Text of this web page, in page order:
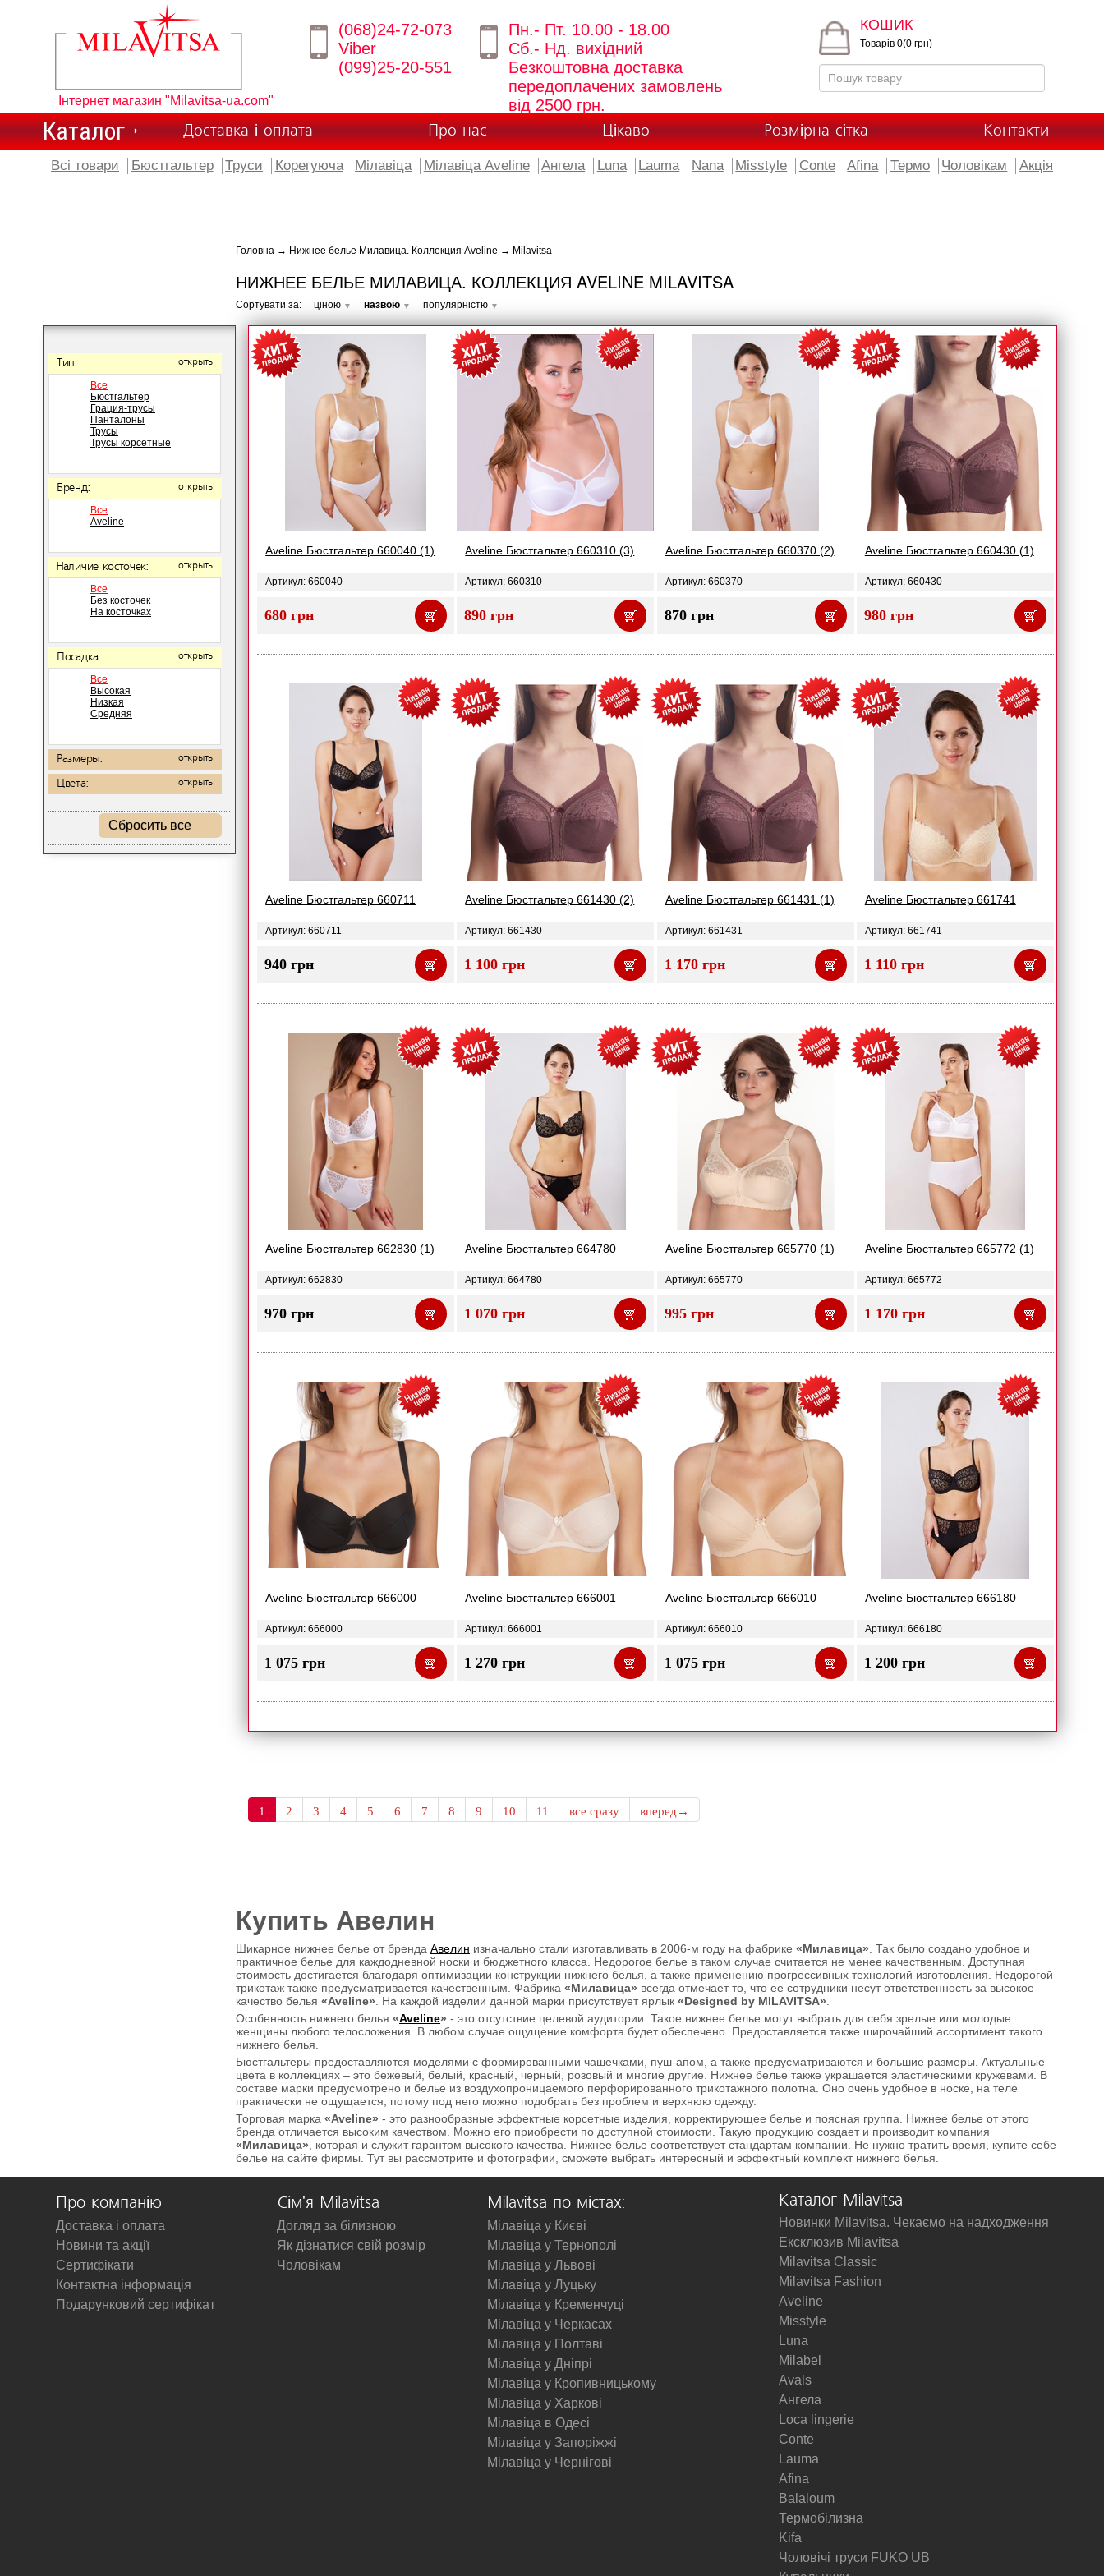
Інтернет магазин "Milavitsa-ua.com"
(068)24-72-073
Viber
(099)25-20-551
Пн.- Пт. 10.00 - 18.00
Сб.- Нд. вихідний
Безкоштовна доставка
передоплачених замовлень
від 2500 грн.
КОШИК
Товарів 0(0 грн)
Каталог Доставка і оплата Про нас Цікаво Розмірна сітка Контакти
Всі товари Бюстгальтер Труси Корегуюча Мілавіца Мілавіца Aveline Ангела Luna Lauma Nana Misstyle Conte Afina Термо Чоловікам Акція
Тип: открыть
Все
Бюстгальтер
Грация-трусы
Панталоны
Трусы
Трусы корсетные
Бренд: открыть
Все
Aveline
Наличие косточек: открыть
Все
Без косточек
На косточках
Посадка: открыть
Все
Высокая
Низкая
Средняя
Размеры: открыть
Цвета: открыть
Сбросить все
Головна → Нижнее белье Милавица. Коллекция Aveline → Milavitsa
НИЖНЕЕ БЕЛЬЕ МИЛАВИЦА. КОЛЛЕКЦИЯ AVELINE MILAVITSA
Сортувати за: ціною ▼ назвою ▼ популярністю ▼
Aveline Бюстгальтер 660040 (1)
Артикул: 660040
680 грн
Aveline Бюстгальтер 660310 (3)
Артикул: 660310
890 грн
Aveline Бюстгальтер 660370 (2)
Артикул: 660370
870 грн
Aveline Бюстгальтер 660430 (1)
Артикул: 660430
980 грн
Aveline Бюстгальтер 660711
Артикул: 660711
940 грн
Aveline Бюстгальтер 661430 (2)
Артикул: 661430
1 100 грн
Aveline Бюстгальтер 661431 (1)
Артикул: 661431
1 170 грн
Aveline Бюстгальтер 661741
Артикул: 661741
1 110 грн
Aveline Бюстгальтер 662830 (1)
Артикул: 662830
970 грн
Aveline Бюстгальтер 664780
Артикул: 664780
1 070 грн
Aveline Бюстгальтер 665770 (1)
Артикул: 665770
995 грн
Aveline Бюстгальтер 665772 (1)
Артикул: 665772
1 170 грн
Aveline Бюстгальтер 666000
Артикул: 666000
1 075 грн
Aveline Бюстгальтер 666001
Артикул: 666001
1 270 грн
Aveline Бюстгальтер 666010
Артикул: 666010
1 075 грн
Aveline Бюстгальтер 666180
Артикул: 666180
1 200 грн
1 2 3 4 5 6 7 8 9 10 11 все сразу вперед→
Купить Авелин
Шикарное нижнее белье от бренда Авелин изначально стали изготавливать в 2006-м году на фабрике «Милавица» . Так было создано удобное и
практичное белье для каждодневной носки и бюджетного класса. Недорогое белье в таком случае считается не менее качественным. Доступная
стоимость достигается благодаря оптимизации конструкции нижнего белья, а также применению прогрессивных технологий изготовления. Недорогой
трикотаж также предусматривается качественным. Фабрика «Милавица» всегда отмечает то, что ее сотрудники несут ответственность за высокое
качество белья «Aveline» . На каждой изделии данной марки присутствует ярлык «Designed by MILAVITSA»
Особенность нижнего белья «Aveline» - это отсутствие целевой аудитории. Такое нижнее белье могут выбрать для себя зрелые или молодые
женщины любого телосложения. В любом случае ощущение комфорта будет обеспечено. Предоставляется также широчайший ассортимент такого
нижнего белья.
Бюстгальтеры предоставляются моделями с формированными чашечками, пуш-апом, а также предусматриваются и большие размеры. Актуальные
цвета в коллекциях – это бежевый, белый, красный, черный, розовый и многие другие. Нижнее белье также украшается эластическими кружевами. В
составе марки предусмотрено и белье из воздухопроницаемого перфорированного трикотажного полотна. Оно очень удобное в носке, на теле
практически не ощущается, потому под него можно подобрать без проблем и верхнюю одежду.
Торговая марка «Aveline» - это разнообразные эффектные корсетные изделия, корректирующее белье и поясная группа. Нижнее белье от этого
бренда отличается высоким качеством. Можно его приобрести по доступной стоимости. Такую продукцию создает и производит компания
«Милавица» , которая и служит гарантом высокого качества. Нижнее белье соответствует стандартам компании. Не нужно тратить время, купите себе
белье на сайте фирмы. Тут вы рассмотрите и фотографии, сможете выбрать интересный и эффектный комплект нижнего белья.
Про компанію
Доставка і оплата
Новини та акції
Сертифікати
Контактна інформація
Подарунковий сертифікат
Сім'я Milavitsa
Догляд за білизною
Як дізнатися свій розмір
Чоловікам
Milavitsa по містах:
Мілавіца у Києві
Мілавіца у Тернополі
Мілавіца у Львові
Мілавіца у Луцьку
Мілавіца у Кременчуці
Мілавіца у Черкасах
Мілавіца у Полтаві
Мілавіца у Дніпрі
Мілавіца у Кропивницькому
Мілавіца у Харкові
Мілавіца в Одесі
Мілавіца у Запоріжжі
Мілавіца у Чернігові
Каталог Milavitsa
Новинки Milavitsa. Чекаємо на надходження
Ексклюзив Milavitsa
Milavitsa Classic
Milavitsa Fashion
Aveline
Misstyle
Luna
Milabel
Avals
Ангела
Loca lingerie
Conte
Lauma
Afina
Balaloum
Термобілизна
Kifa
Чоловічі труси FUKO UB